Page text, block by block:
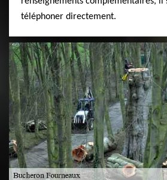
téléphoner directement.